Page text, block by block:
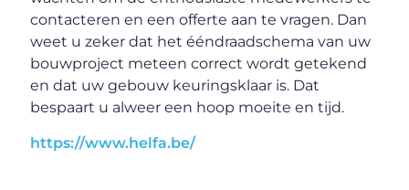
contacteren en een offerte aan te vragen. Dan
weet u zeker dat het ééndraadschema van uw
bouwproject meteen correct wordt getekend
en dat uw gebouw keuringsklaar is. Dat
bespaart u alweer een hoop moeite en tijd.
https://www.helfa.be/